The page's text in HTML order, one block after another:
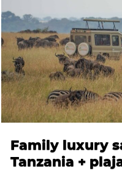
Family luxury
Tanzania +